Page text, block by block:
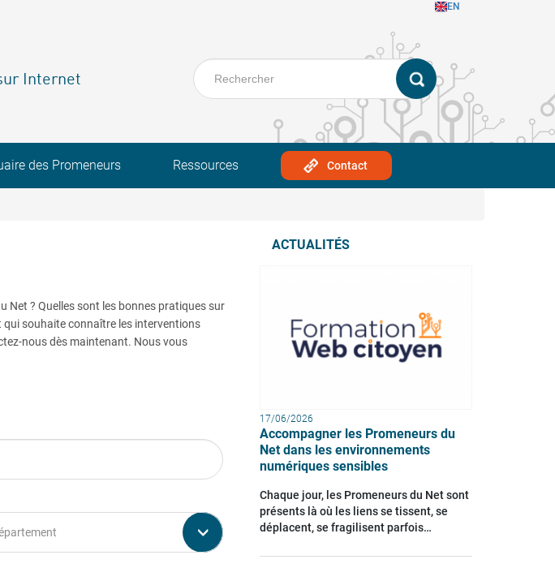
EN
Internet
des Promeneurs Ressources Contact
Net ? Quelles sont les bonnes pratiques sur
qui souhaite connaître les interventions
nous dès maintenant. Nous vous
ACTUALITÉS
17/06/2026
Accompagner les Promeneurs du
Net dans les environnements
numériques sensibles
Chaque jour, les Promeneurs du Net sont
présents là où les liens se tissent, se
déplacent, se fragilisent parfois…